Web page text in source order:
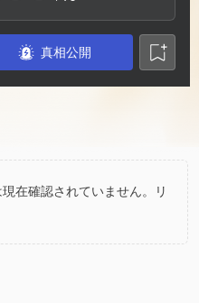
1
2
4
5
7
8
真相公開
在確認されていません。リ